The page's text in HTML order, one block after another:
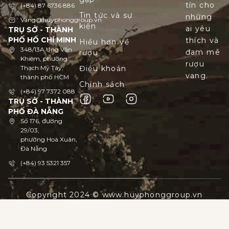
(+84) 87 6736 886
Vang@huyphonggroup.vn
TRỤ SỞ - THÀNH
PHỐ HỒ CHÍ MINH
348/13A Ung Văn
Khiêm, phường
Thạch Mỹ Tây,
thành phố HCM
(+84) 97 7372 088
TRỤ SỞ - THÀNH
PHỐ ĐÀ NẴNG
Số 176, đường
29/03,
phường Hoà Xuân,
Đà Nẵng
(+84) 93 5321 357
Tin tức và sự
kiện
Hiểu hơn về
rượu
Điều khoản
Chính sách
tín cho
những
ai yêu
thích và
đam mê
rượu
vang.
Copyright 2024 © www.huyphonggroup.vn